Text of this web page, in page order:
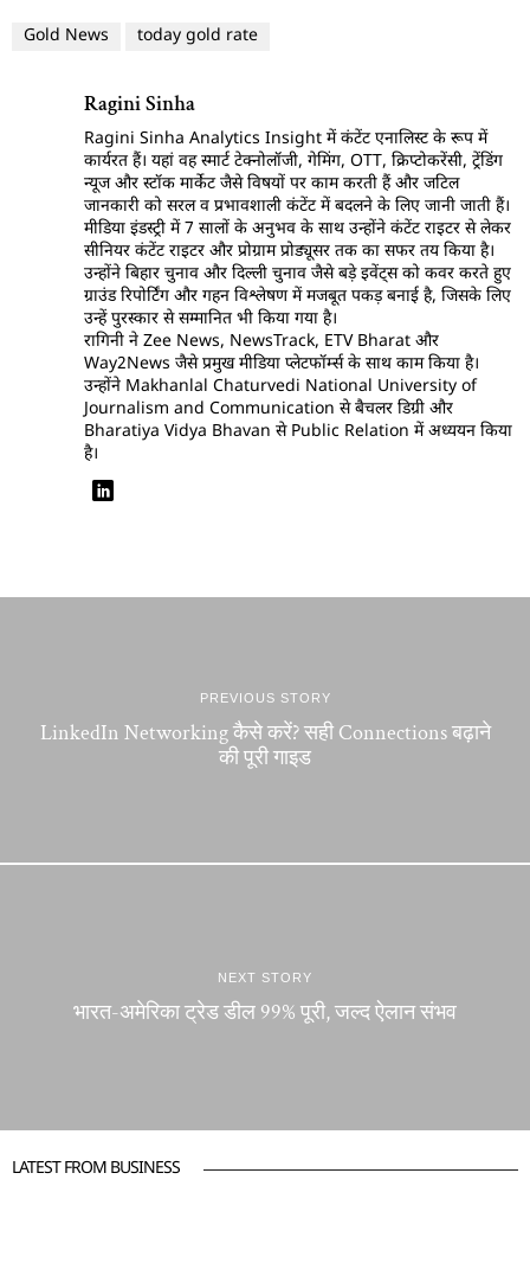
Gold News today gold rate
Ragini Sinha
Ragini Sinha Analytics Insight में कंटेंट एनालिस्ट के रूप में
कार्यरत हैं। यहां वह स्मार्ट टेक्नोलॉजी, गेमिंग, OTT, क्रिप्टोकरेंसी, ट्रेंडिंग
न्यूज और स्टॉक मार्केट जैसे विषयों पर काम करती हैं और जटिल
जानकारी को सरल व प्रभावशाली कंटेंट में बदलने के लिए जानी जाती हैं।
मीडिया इंडस्ट्री में 7 सालों के अनुभव के साथ उन्होंने कंटेंट राइटर से लेकर
सीनियर कंटेंट राइटर और प्रोग्राम प्रोड्यूसर तक का सफर तय किया है।
उन्होंने बिहार चुनाव और दिल्ली चुनाव जैसे बड़े इवेंट्स को कवर करते हुए
ग्राउंड रिपोर्टिंग और गहन विश्लेषण में मजबूत पकड़ बनाई है, जिसके लिए
उन्हें पुरस्कार से सम्मानित भी किया गया है।
रागिनी ने Zee News, NewsTrack, ETV Bharat और
Way2News जैसे प्रमुख मीडिया प्लेटफॉर्म्स के साथ काम किया है।
उन्होंने Makhanlal Chaturvedi National University of
Journalism and Communication से बैचलर डिग्री और
Bharatiya Vidya Bhavan से Public Relation में अध्ययन किया
है।
PREVIOUS STORY
LinkedIn Networking कैसे करें? सही Connections बढ़ाने
की पूरी गाइड
NEXT STORY
भारत-अमेरिका ट्रेड डील 99% पूरी, जल्द ऐलान संभव
LATEST FROM BUSINESS